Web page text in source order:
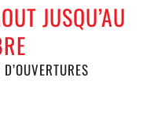
JUSQU’AU